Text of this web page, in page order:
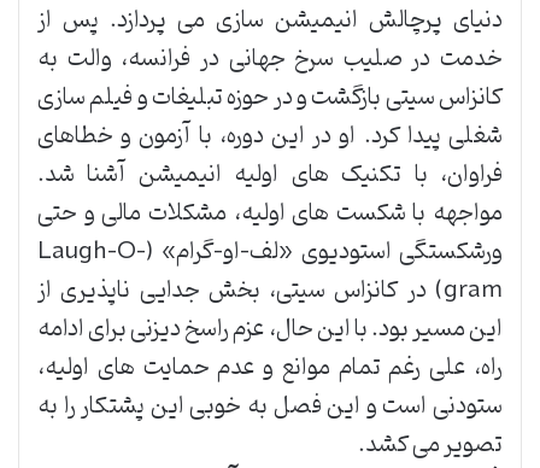
دنیای پرچالش انیمیشن سازی می پردازد. پس از
خدمت در صلیب سرخ جهانی در فرانسه، والت به
کانزاس سیتی بازگشت و در حوزه تبلیغات و فیلم سازی
شغلی پیدا کرد. او در این دوره، با آزمون و خطاهای
فراوان، با تکنیک های اولیه انیمیشن آشنا شد.
مواجهه با شکست های اولیه، مشکلات مالی و حتی
ورشکستگی استودیوی «لف-او-گرام» (Laugh-O-
gram) در کانزاس سیتی، بخش جدایی ناپذیری از
این مسیر بود. با این حال، عزم راسخ دیزنی برای ادامه
راه، علی رغم تمام موانع و عدم حمایت های اولیه،
ستودنی است و این فصل به خوبی این پشتکار را به
تصویر می کشد.